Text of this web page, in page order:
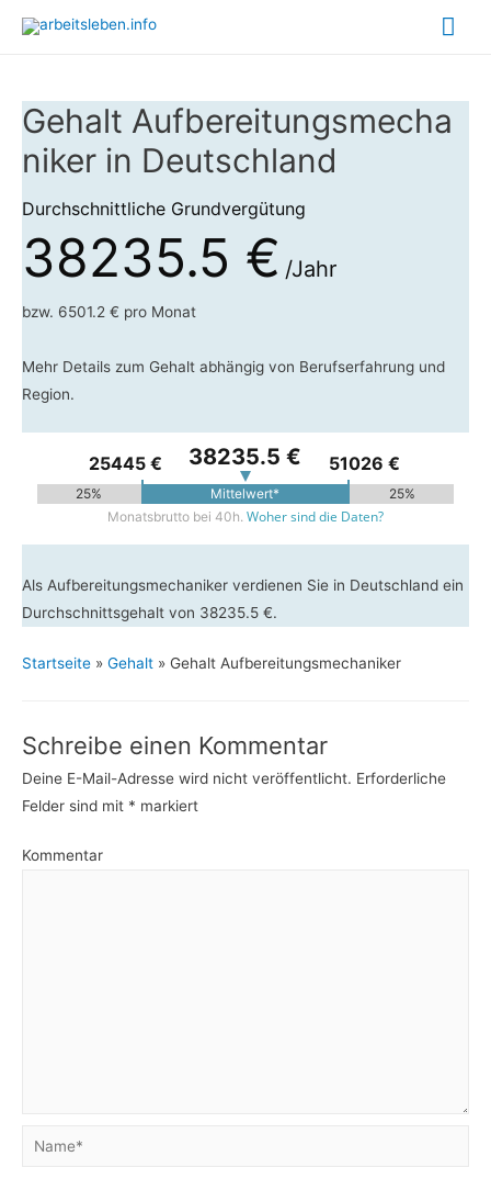
Gehalt Aufbereitungsmecha
niker in Deutschland
Durchschnittliche Grundvergütung
38235.5 € /Jahr
bzw. 6501.2 € pro Monat
Mehr Details zum Gehalt abhängig von Berufserfahrung und
Region.
25445 € 38235.5 € 51026 €
25% Mittelwert*
25%
Monatsbrutto bei 40h. Woher sind die Daten?
Als Aufbereitungsmechaniker verdienen Sie in Deutschland ein
Durchschnittsgehalt von 38235.5 €.
Startseite » Gehalt » Gehalt Aufbereitungsmechaniker
Schreibe einen Kommentar
Deine E-Mail-Adresse wird nicht veröffentlicht. Erforderliche
Felder sind mit * markiert
Kommentar
Name*